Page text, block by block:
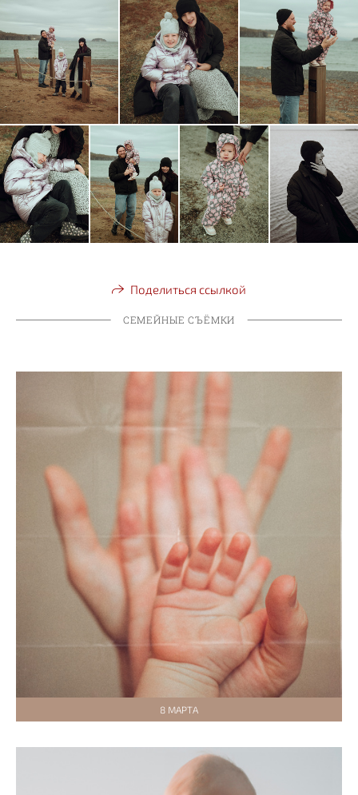
Поделиться ссылкой
СЕМЕЙНЫЕ СЪЁМКИ
8 МАРТА